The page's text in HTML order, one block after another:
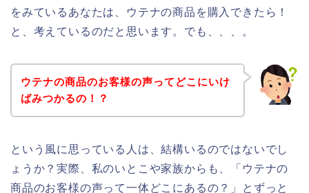
をみているあなたは、ウテナの商品を購入できたら！
と、考えているのだと思います。でも、、、。
ウテナの商品のお客様の声ってどこにいけ
ばみつかるの！？
という風に思っている人は、結構いるのではないでし
ょうか？実際、私のいとこや家族からも、「ウテナの
商品のお客様の声って一体どこにあるの？」とずっと